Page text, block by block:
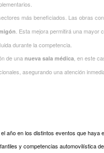
más beneficiados. Las obras
. Esta mejora permitirá una
durante la competencia.
de una nueva sala médica , en este
asegurando una atención
año en los distintos eventos que haya
y competencias automovilística